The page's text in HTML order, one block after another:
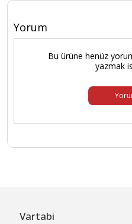
Yorum
Bu ürüne henüz
yazmak
Vartabi